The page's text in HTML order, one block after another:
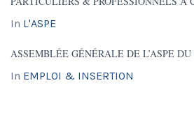
In L'ASPE
ASSEMBLÉE GÉNÉRALE DE L’ASPE
In EMPLOI & INSERTION